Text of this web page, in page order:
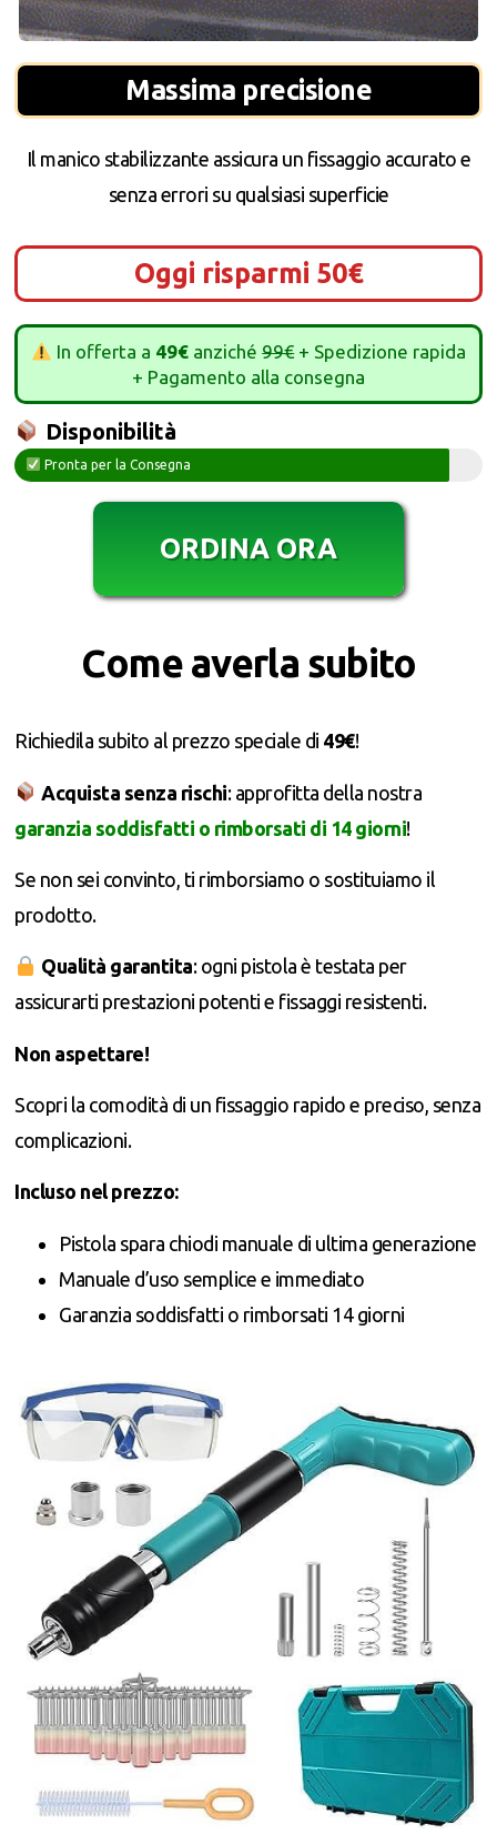
Massima precisione
Il manico stabilizzante assicura un fissaggio accurato e
senza errori su qualsiasi superficie
Oggi risparmi 50€
In offerta a 49€ anziché99€+ Spedizione rapida
+ Pagamento alla consegna
Disponibilità
Pronta per la Consegna
ORDINA ORA
Come averla subito
Richiedila subito al prezzo speciale di 49€!
Acquista senza rischi: approfitta della nostra
garanzia soddisfatti o rimborsati di 14 giorni!
Se non sei convinto, ti rimborsiamo o sostituiamo il
prodotto.
Qualità garantita: ogni pistola è testata per
assicurarti prestazioni potenti e fissaggi resistenti.
Non aspettare!
Scopri la comodità di un fissaggio rapido e preciso, senza
complicazioni.
Incluso nel prezzo:
Pistola spara chiodi manuale di ultima generazione
Manuale d’uso semplice e immediato
Garanzia soddisfatti o rimborsati 14 giorni